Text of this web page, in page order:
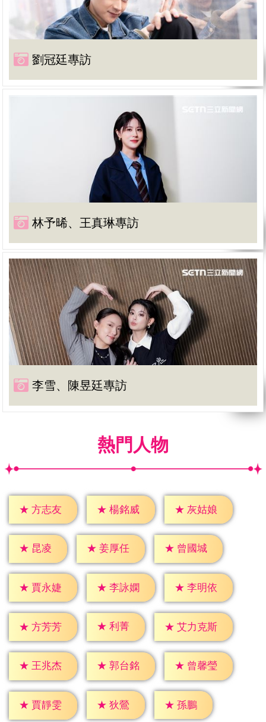
劉冠廷專訪
林予晞、王真琳專訪
李雪、陳昱廷專訪
熱門人物
★ 方志友 ★ 楊銘威 ★ 灰姑娘
★ 昆凌 ★ 姜厚任 ★ 曾國城
★ 賈永婕 ★ 李詠嫻 ★ 李明依
★ 方芳芳 ★ 利菁 ★ 艾力克斯
★ 王兆杰 ★ 郭台銘 ★ 曾馨瑩
★ 賈靜雯 ★ 狄鶯 ★ 孫鵬